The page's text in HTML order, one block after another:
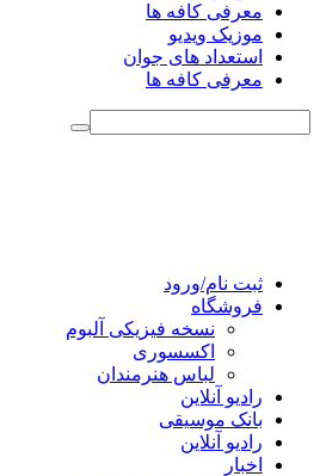
معرفی کافه ها
موزیک ویدیو
استعداد های جوان
معرفی کافه ها
ثبت نام/ورود
فروشگاه
نسخه فیزیکی آلبوم
اکسسوری
لباس هنرمندان
رادیو آنلاین
بانک موسیقی
رادیو آنلاین
اخبار